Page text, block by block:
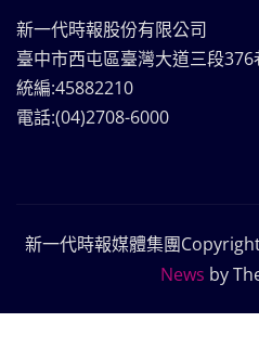
新一代時報股份有限公司
臺中市西屯區臺灣大道三段
統編:45882210
電話:(04)2708-6000
新一代時報媒體集團
News by